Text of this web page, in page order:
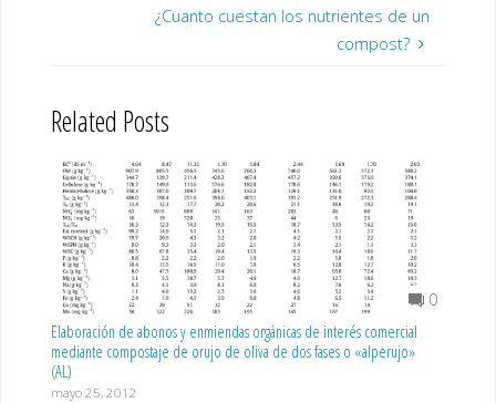
¿Cuanto cuestan los nutrientes de un
compost?
Related Posts
0
Elaboración de abonos y enmiendas orgánicas de interés comercial
mediante compostaje de orujo de oliva de dos fases o «alperujo»
(AL)
mayo 25, 2012